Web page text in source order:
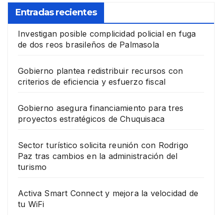
Entradas recientes
Investigan posible complicidad policial en fuga
de dos reos brasileños de Palmasola
Gobierno plantea redistribuir recursos con
criterios de eficiencia y esfuerzo fiscal
Gobierno asegura financiamiento para tres
proyectos estratégicos de Chuquisaca
Sector turístico solicita reunión con Rodrigo
Paz tras cambios en la administración del
turismo
Activa Smart Connect y mejora la velocidad de
tu WiFi